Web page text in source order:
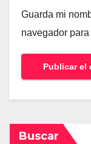
Guarda mi
navegador
Buscar